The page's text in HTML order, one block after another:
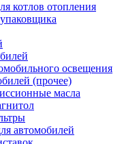
котлов отопления
освещения
(прочее)
масла
автомобилей